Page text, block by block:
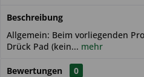
Beschreibung
Allgemein: Beim vorliegenden
Drück Pad (kein... mehr
Bewertungen
0